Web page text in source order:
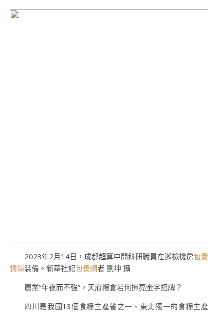
2023年2月14日，成都超算中間科研職員在巡檢機房包養
情婦裝備。新華社記包養網者 劉坤 攝
農業“年夜而不強”，天府糧倉若何擦亮金字招牌？
四川是我國13個食糧主產省之一、東北獨一的食糧主產